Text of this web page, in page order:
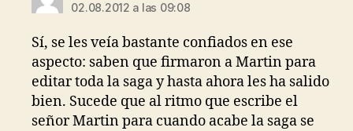
02.08.2012 a las 09:08
Sí, se les veía bastante confiados en ese
aspecto: saben que firmaron a Martin para
editar toda la saga y hasta ahora les ha salido
bien. Sucede que al ritmo que escribe el
señor Martin para cuando acabe la saga se